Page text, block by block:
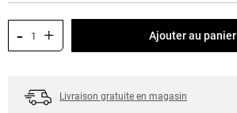
- + Ajouter au panier
Livraison gratuite en magasin